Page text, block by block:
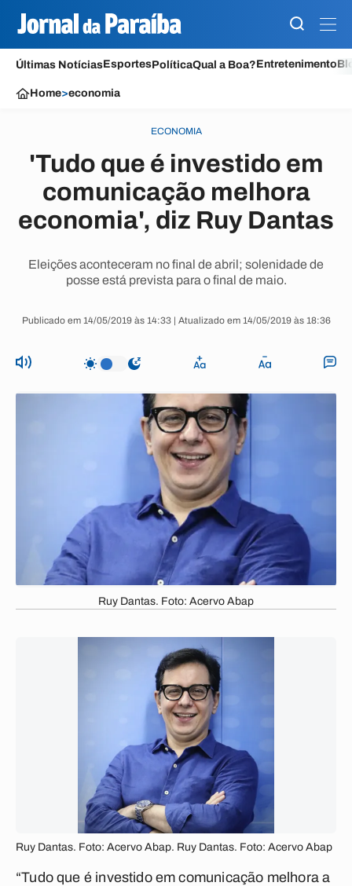
Últimas NotíciasEsportesPolíticaQual a Boa?Entretenimento
Home>economia
ECONOMIA
'Tudo que é investido em
comunicação melhora
economia', diz Ruy Dantas
Eleições aconteceram no final de abril; solenidade de
posse está prevista para o final de maio.
Publicado em 14/05/2019 às 14:33 | Atualizado em 14/05/2019 às 18:36
Ruy Dantas. Foto: Acervo Abap
Ruy Dantas. Foto: Acervo Abap. Ruy Dantas. Foto: Acervo Abap
“Tudo que é investido em comunicação melhora a